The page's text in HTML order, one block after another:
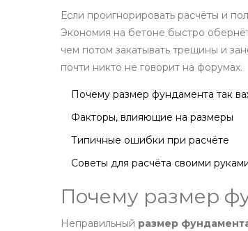
Если проигнорировать расчёты и
Экономия на бетоне быстро
чем потом закатывать трещины и
почти никто не говорит на форумах.
Почему размер фундамента так
Факторы, влияющие на размеры
Типичные ошибки при расчёте
Советы для расчёта своими
Почему размер
Неправильный размер